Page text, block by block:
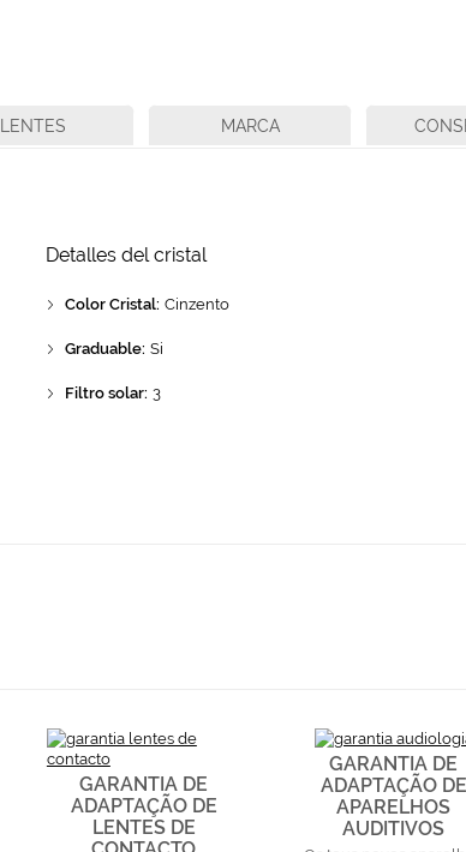
Detalles del cristal
Color Cristal: Cinzento
Graduable: Si
Filtro solar: 3
LENTES MARCA
GARANTIA DE
ADAPTAÇÃO DE
LENTES DE
GARANTIA DE
ADAPTAÇÃO DE
APARELHOS
AUDITIVOS